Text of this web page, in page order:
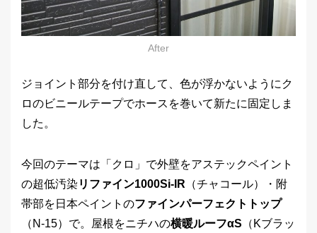
After
ジョイント部分を付け直して、色が浮かないようにク
ロのビニールテープでホースを巻いて新たに固定しま
した。
今回のテーマは「クロ」で外壁をアステックペイント
の超低汚染 リファイン1000Si-IR （チャコール）・附
帯部を日本ペイントのファインパーフェクトトップ
（N-15）で。屋根をニチハの横暖ルーフαS （Kブラッ